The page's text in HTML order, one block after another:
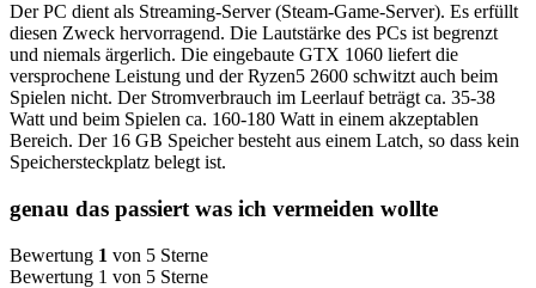
Der PC dient als Streaming-Server (Steam-Game-Server). Es erfüllt
diesen Zweck hervorragend. Die Lautstärke des PCs ist begrenzt
und niemals ärgerlich. Die eingebaute GTX 1060 liefert die
versprochene Leistung und der Ryzen5 2600 schwitzt auch beim
Spielen nicht. Der Stromverbrauch im Leerlauf beträgt ca. 35-38
Watt und beim Spielen ca. 160-180 Watt in einem akzeptablen
Bereich. Der 16 GB Speicher besteht aus einem Latch, so dass kein
Speichersteckplatz belegt ist.
genau das passiert was ich vermeiden wollte
Bewertung 1 von 5 Sterne
Bewertung 1 von 5 Sterne